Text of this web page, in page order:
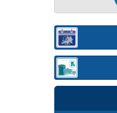
. Pubblicata sabato 08 agosto 1998 alle
Sezione:
Sezione: